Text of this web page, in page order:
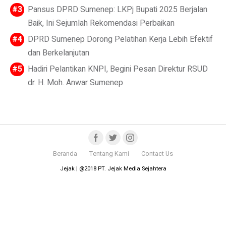
Pansus DPRD Sumenep: LKPj Bupati 2025 Berjalan
Baik, Ini Sejumlah Rekomendasi Perbaikan
DPRD Sumenep Dorong Pelatihan Kerja Lebih Efektif
dan Berkelanjutan
Hadiri Pelantikan KNPI, Begini Pesan Direktur RSUD
dr. H. Moh. Anwar Sumenep
Beranda Tentang Kami Contact Us
Jejak | @2018 PT. Jejak Media Sejahtera